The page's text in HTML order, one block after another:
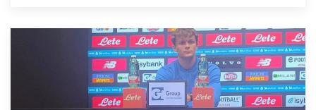
il
Milan,
su
offre